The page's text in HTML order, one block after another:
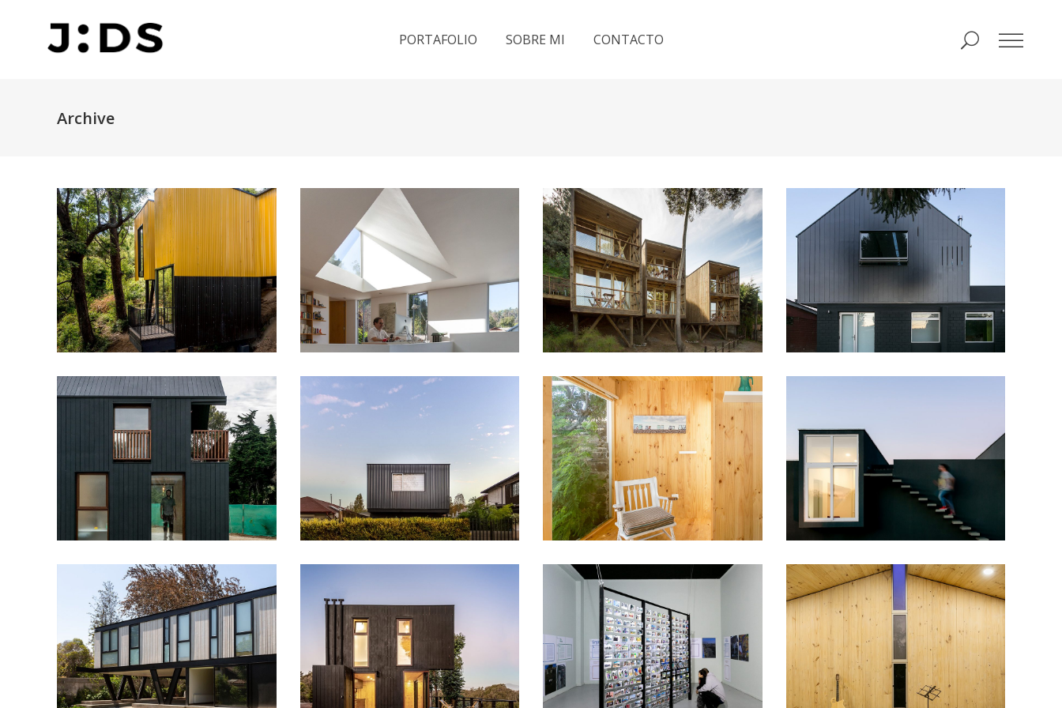
PORTAFOLIO SOBRE MI CONTACTO
Archive
CASA AMARILLA
PORTADA
CASA 1957
PORTADA
HOSTAL RITOQUE
PORTADA
CASA CABALLETE
PORTADA
CASA LARGA
PORTADA
CASA OBLEA
PORTADA
CASA POLICARBONATO
PORTADA
CASA POLLITO
PORTADA
Casa LG10182
PORTADA
CASA ZAMBRIA
PORTADA
MAC QMB10
PORTADA
CASA BLANCA
PORTADA